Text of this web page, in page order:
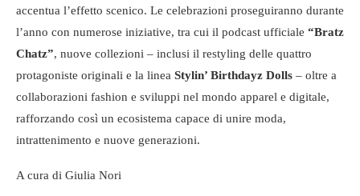
accentua l’effetto scenico. Le celebrazioni proseguiranno durante
l’anno con numerose iniziative, tra cui il podcast ufficiale “Bratz
Chatz”, nuove collezioni – inclusi il restyling delle quattro
protagoniste originali e la linea Stylin’ Birthdayz Dolls – oltre a
collaborazioni fashion e sviluppi nel mondo apparel e digitale,
rafforzando così un ecosistema capace di unire moda,
intrattenimento e nuove generazioni.
A cura di Giulia Nori